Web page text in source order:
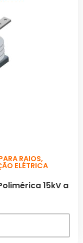
RAIOS,
ELÉTRICA
15kV a